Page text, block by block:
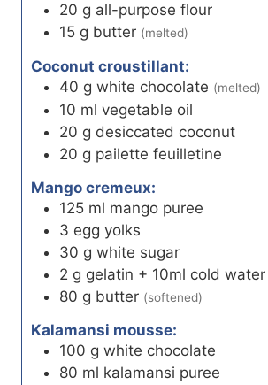
20 g all-purpose flour
15 g butter (melted)
Coconut croustillant:
40 g white chocolate (melted)
10 ml vegetable oil
20 g desiccated coconut
20 g pailette feuilletine
Mango cremeux:
125 ml mango puree
3 egg yolks
30 g white sugar
2 g gelatin + 10ml cold water
80 g butter (softened)
Kalamansi mousse:
100 g white chocolate
80 ml kalamansi puree